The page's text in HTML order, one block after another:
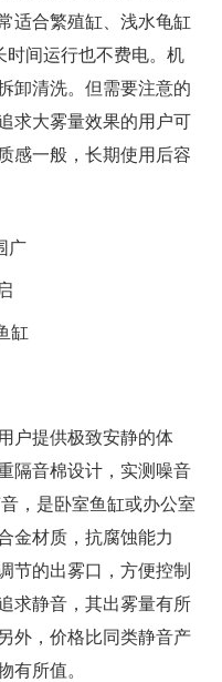
适合繁殖缸、浅水龟缸
间运行也不费电。机
卸清洗。但需要注意的
求大雾量效果的用户可
感一般，长期使用后容
广
缸
户提供极致安静的体
隔音棉设计，实测噪音
，是卧室鱼缸或办公室
金材质，抗腐蚀能力
节的出雾口，方便控制
求静音，其出雾量有所
外，价格比同类静音产
有所值。